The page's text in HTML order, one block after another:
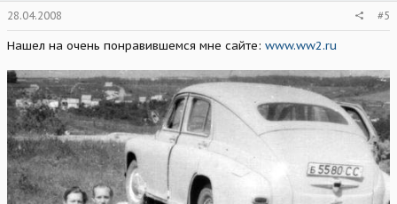
28.04.2008 #5
Нашел на очень понравившемся мне сайте: www.ww2.ru